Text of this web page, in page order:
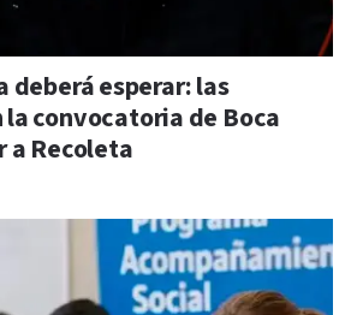
deberá esperar: las
convocatoria de Boca
a Recoleta